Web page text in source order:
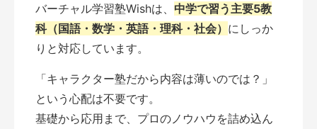
バーチャル学習塾Wishは、 中学で習う主要5教
科（国語・数学・英語・理科・社会） にしっか
りと対応しています。
「キャラクター塾だから内容は薄いのでは？」
という心配は不要です。
基礎から応用まで、プロのノウハウを詰め込ん